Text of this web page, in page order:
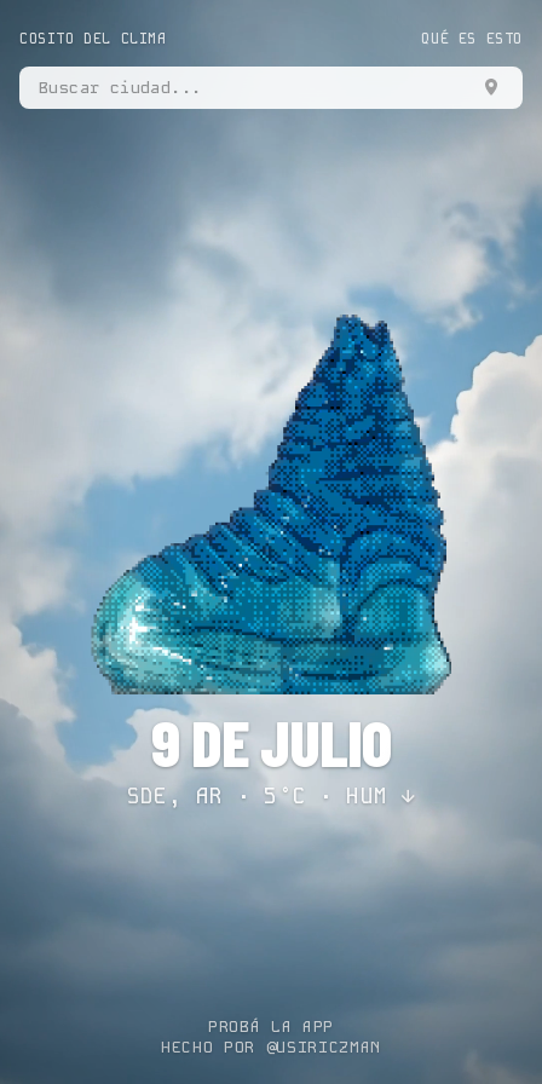
COSITO DEL CLIMA QUÉ ES ESTO
9 DE JULIO
SDE, AR · 5°C · HUM ↓
PROBÁ LA APP
HECHO POR @USIRICZMAN